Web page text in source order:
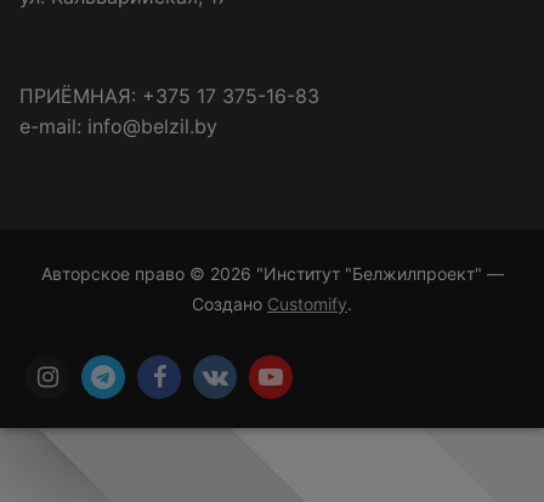
ПРИЁМНАЯ: +375 17 375-16-83
e-mail: info@belzil.by
Авторское право © 2026 "Институт "Белжилпроект" —
Создано Customify.